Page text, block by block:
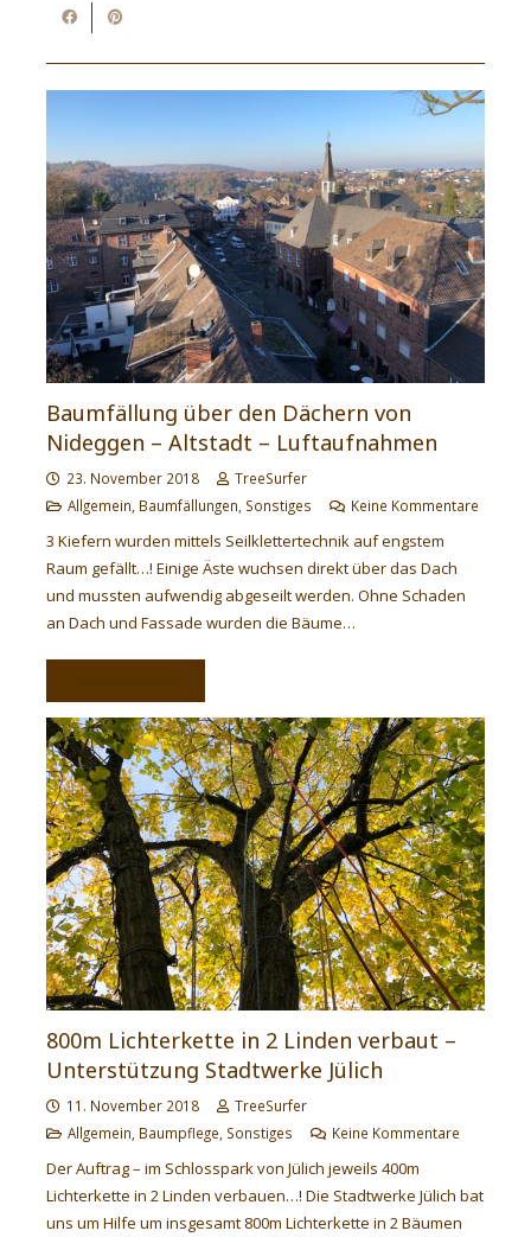
Baumfällung über den Dächern von
Nideggen – Altstadt – Luftaufnahmen
23. November 2018
TreeSurfer
Allgemein, Baumfällungen, Sonstiges Keine Kommentare
3 Kiefern wurden mittels Seilklettertechnik auf engstem
Raum gefällt…! Einige Äste wuchsen direkt über das Dach
und mussten aufwendig abgeseilt werden. Ohne Schaden
an Dach und Fassade wurden die Bäume…
800m Lichterkette in 2 Linden verbaut –
Unterstützung Stadtwerke Jülich
11. November 2018
TreeSurfer
Allgemein Baumpflege Sonstiges Keine Kommentare
Der Auftrag – im Schlosspark von Jülich jeweils 400m
Lichterkette in 2 Linden verbauen…! Die Stadtwerke Jülich bat
uns um Hilfe um insgesamt 800m Lichterkette in 2 Bäumen